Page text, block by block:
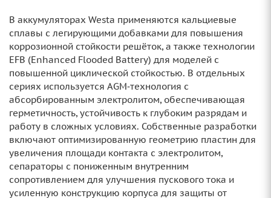
В аккумуляторах Westa применяются кальциевые
сплавы с легирующими добавками для повышения
коррозионной стойкости решёток, а также технологии
EFB (Enhanced Flooded Battery) для моделей с
повышенной циклической стойкостью. В отдельных
сериях используется AGM‑технология с
абсорбированным электролитом, обеспечивающая
герметичность, устойчивость к глубоким разрядам и
работу в сложных условиях. Собственные разработки
включают оптимизированную геометрию пластин для
увеличения площади контакта с электролитом,
сепараторы с пониженным внутренним
сопротивлением для улучшения пускового тока и
усиленную конструкцию корпуса для защиты от